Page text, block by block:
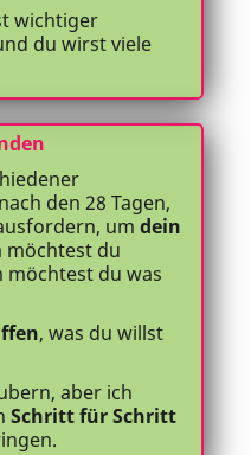
wichtiger
du wirst viele
den 28 Tagen,
um dein
möchtest du
du was
, was du willst
aber ich
Schritt für Schritt